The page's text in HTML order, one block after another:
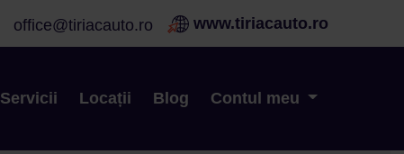
office@tiriacauto.ro www.tiriacauto.ro
Servicii Locații Blog Contul meu